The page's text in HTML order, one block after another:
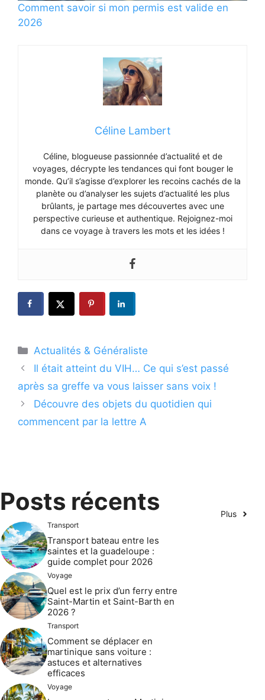
Comment savoir si mon permis est valide en
2026
Céline Lambert
Céline, blogueuse passionnée d’actualité et de
voyages, décrypte les tendances qui font bouger le
monde. Qu’il s’agisse d’explorer les recoins cachés de la
planète ou d’analyser les sujets d’actualité les plus
brûlants, je partage mes découvertes avec une
perspective curieuse et authentique. Rejoignez-moi
dans ce voyage à travers les mots et les idées !
Catégories
Actualités & Généraliste
Il était atteint du VIH… Ce qui s’est passé
après sa greffe va vous laisser sans voix !
Découvre des objets du quotidien qui
commencent par la lettre A
Posts récents Plus
Transport
Transport bateau entre les
saintes et la guadeloupe :
guide complet pour 2026
Voyage
Quel est le prix d’un ferry entre
Saint-Martin et Saint-Barth en
2026 ?
Transport
Comment se déplacer en
martinique sans voiture :
astuces et alternatives
efficaces
Voyage